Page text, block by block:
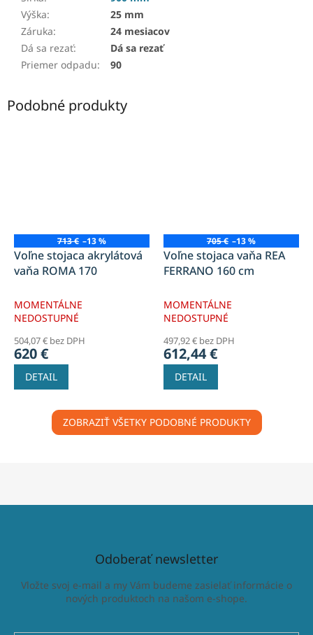
Výška:
25 mm
Záruka:
24 mesiacov
Dá sa rezať:
Dá sa rezať
Priemer odpadu: 90
Podobné produkty
713 € –13 %
Voľne stojaca akrylátová
vaňa ROMA 170
MOMENTÁLNE
NEDOSTUPNÉ
504,07 € bez DPH
620 €
DETAIL
705 € –13 %
Voľne stojaca vaňa REA
FERRANO 160 cm
MOMENTÁLNE
NEDOSTUPNÉ
497,92 € bez DPH
612,44 €
DETAIL
ZOBRAZIŤ VŠETKY PODOBNÉ PRODUKTY
Odoberať newsletter
Vložte svoj e-mail a my Vám budeme zasielať informácie o
nových produktoch na našom e-shope.